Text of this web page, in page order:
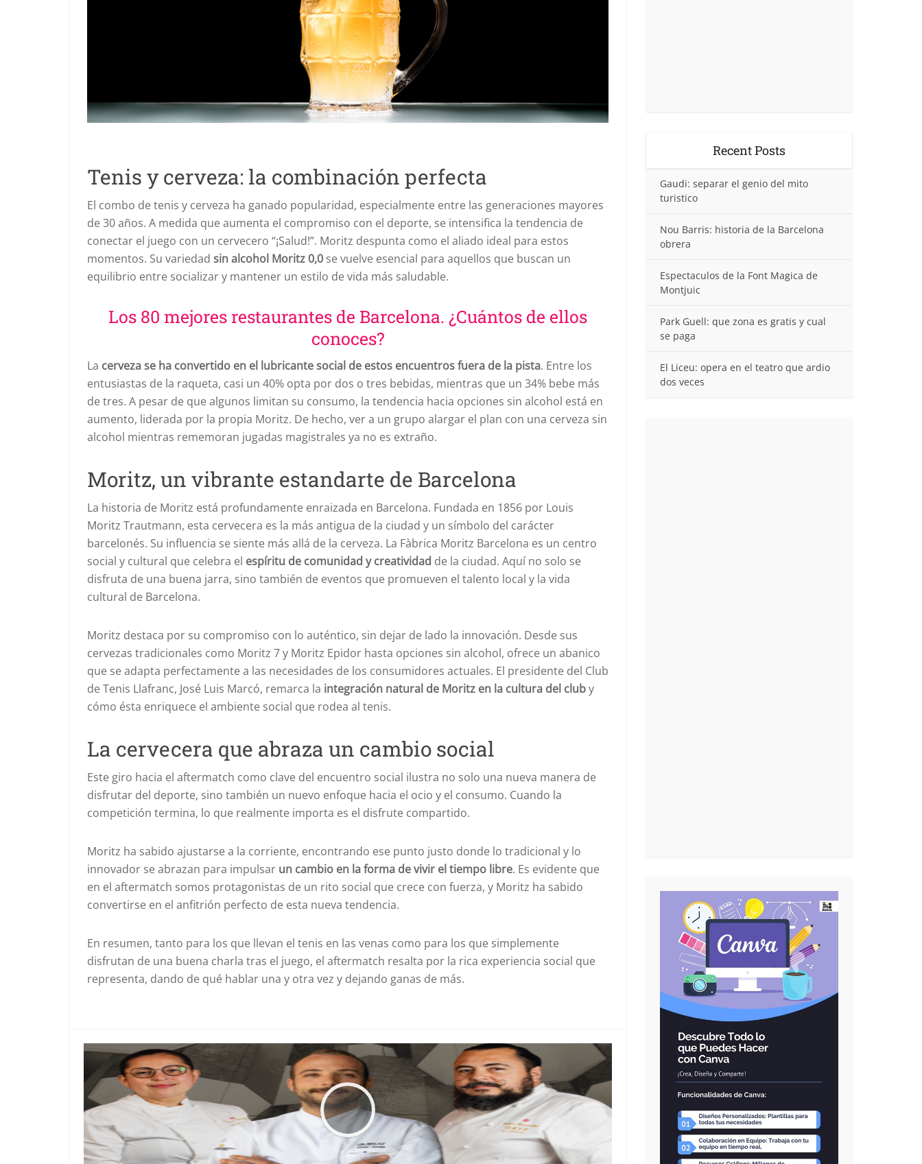
Tenis y cerveza: la combinación perfecta
El combo de tenis y cerveza ha ganado popularidad, especialmente entre las generaciones mayores
de 30 años. A medida que aumenta el compromiso con el deporte, se intensifica la tendencia de
conectar el juego con un cervecero “¡Salud!”. Moritz despunta como el aliado ideal para estos
momentos. Su variedad sin alcohol Moritz 0,0 se vuelve esencial para aquellos que buscan un
equilibrio entre socializar y mantener un estilo de vida más saludable.
Los 80 mejores restaurantes de Barcelona. ¿Cuántos de ellos
conoces?
La cerveza se ha convertido en el lubricante social de estos encuentros fuera de la pista. Entre los
entusiastas de la raqueta, casi un 40% opta por dos o tres bebidas, mientras que un 34% bebe más
de tres. A pesar de que algunos limitan su consumo, la tendencia hacia opciones sin alcohol está en
aumento, liderada por la propia Moritz. De hecho, ver a un grupo alargar el plan con una cerveza sin
alcohol mientras rememoran jugadas magistrales ya no es extraño.
Moritz, un vibrante estandarte de Barcelona
La historia de Moritz está profundamente enraizada en Barcelona. Fundada en 1856 por Louis
Moritz Trautmann, esta cervecera es la más antigua de la ciudad y un símbolo del carácter
barcelonés. Su influencia se siente más allá de la cerveza. La Fàbrica Moritz Barcelona es un centro
social y cultural que celebra el espíritu de comunidad y creatividad de la ciudad. Aquí no solo se
disfruta de una buena jarra, sino también de eventos que promueven el talento local y la vida
cultural de Barcelona.
Moritz destaca por su compromiso con lo auténtico, sin dejar de lado la innovación. Desde sus
cervezas tradicionales como Moritz 7 y Moritz Epidor hasta opciones sin alcohol, ofrece un abanico
que se adapta perfectamente a las necesidades de los consumidores actuales. El presidente del Club
de Tenis Llafranc, José Luis Marcó, remarca la integración natural de Moritz en la cultura del cluby
cómo ésta enriquece el ambiente social que rodea al tenis.
La cervecera que abraza un cambio social
Este giro hacia el aftermatch como clave del encuentro social ilustra no solo una nueva manera de
disfrutar del deporte, sino también un nuevo enfoque hacia el ocio y el consumo. Cuando la
competición termina, lo que realmente importa es el disfrute compartido.
Moritz ha sabido ajustarse a la corriente, encontrando ese punto justo donde lo tradicional y lo
innovador se abrazan para impulsar un cambio en la forma de vivir el tiempo libre. Es evidente que
en el aftermatch somos protagonistas de un rito social que crece con fuerza, y Moritz ha sabido
convertirse en el anfitrión perfecto de esta nueva tendencia.
En resumen, tanto para los que llevan el tenis en las venas como para los que simplemente
disfrutan de una buena charla tras el juego, el aftermatch resalta por la rica experiencia social que
representa, dando de qué hablar una y otra vez y dejando ganas de más.
Recent Posts
Gaudi: separar el genio del mito
turistico
Nou Barris: historia de la Barcelona
obrera
Espectaculos de la Font Magica de
Montjuic
Park Guell: que zona es gratis y cual
se paga
El Liceu: opera en el teatro que ardio
dos veces